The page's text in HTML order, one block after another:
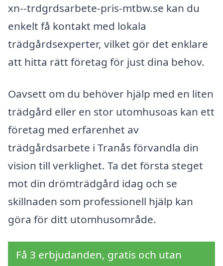
xn--trdgrdsarbete-pris-mtbw.se kan du
enkelt få kontakt med lokala
trädgårdsexperter, vilket gör det enklare
att hitta rätt företag för just dina behov.
Oavsett om du behöver hjälp med en liten
trädgård eller en stor utomhusoas kan ett
företag med erfarenhet av
trädgårdsarbete i Tranås förvandla din
vision till verklighet. Ta det första steget
mot din drömträdgård idag och se
skillnaden som professionell hjälp kan
göra för ditt utomhusområde.
Få 3 erbjudanden, gratis och utan